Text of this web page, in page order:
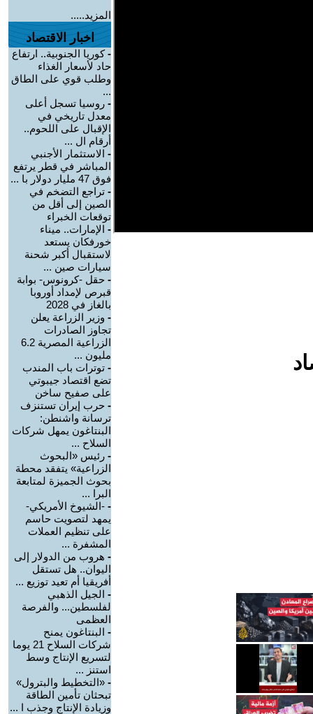
المزيد.....
اخبار الاقتصاد
-كوريا الجنوبية.. ارتفاع
حاد لأسعار الغذاء
وطلب قوي على الطاق
...
- روسيا تسجل أعلى
معدل تاريخي في
الإقبال على اللحوم..
أرقام ال ...
- الاستثمار الأجنبي
المباشر في قطر يرتفع
فوق 47 مليار دولار با ...
- تراجع التضخم في
الصين إلى أقل من
توقعات الخبراء
- الإمارات.. ميناء
خورفكان يستعد
لاستقبال أكبر شحنة
سيارات صين ...
- حقل -كرونوس- بوابة
قبرص لإمداد أوروبا
بالغاز في 2028
- وزير الزراعة يعلن
تجاوز الصادرات
الزراعية المصرية 6.2
مليون ...
- توترات باب المندب
تضع اقتصاد جيبوتي
على صفيح ساخن
- حرب إيران تستنزف
ترسانة واشنطن:
البنتاغون يمهل شركات
السلاح ...
- رئيس «البحوث
الزراعية» يتفقد محطة
بحوث الجميزة لمتابعة
البرا ...
- -الشيوخ الأمريكي-
يمهد لتصويت حاسم
على تنظيم العملات
المشفرة ...
- هروب من الدولار إلى
اليوان.. هل تستقل
أفريقيا أم تعيد توزيع ...
- الجيل الذهبي
لفلسطين... والفرصة
العظمى
- البنتاغون يمنح
شركات السلاح 21 يوما
لتسريع الإنتاج وسط
استنز ...
- «التخطيط والبترول»
تبحثان تأمين الطاقة
وزيادة الإنتاج وجذب ا ...